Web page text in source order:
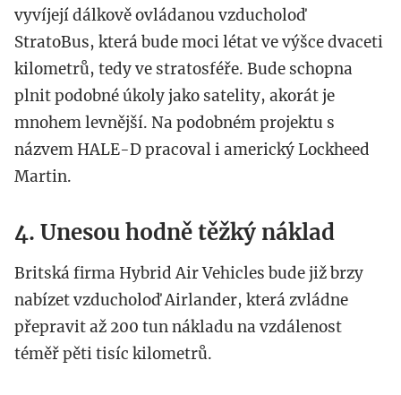
vyvíjejí dálkově ovládanou vzducholoď
StratoBus, která bude moci létat ve výšce dvaceti
kilometrů, tedy ve stratosféře. Bude schopna
plnit podobné úkoly jako satelity, akorát je
mnohem levnější. Na podobném projektu s
názvem HALE-D pracoval i americký Lockheed
Martin.
4. Unesou hodně těžký náklad
Britská firma Hybrid Air Vehicles bude již brzy
nabízet vzducholoď Airlander, která zvládne
přepravit až 200 tun nákladu na vzdálenost
téměř pěti tisíc kilometrů.